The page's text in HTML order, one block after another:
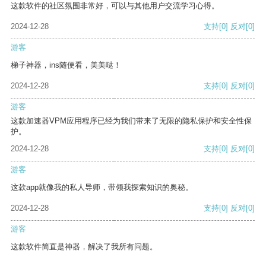
这款软件的社区氛围非常好，可以与其他用户交流学习心得。
2024-12-28 支持[0] 反对[0]
游客
梯子神器，ins随便看，美美哒！
2024-12-28 支持[0] 反对[0]
游客
这款加速器VPM应用程序已经为我们带来了无限的隐私保护和安全性保
护。
2024-12-28
支持[0] 反对[0]
游客
这款app就像我的私人导师，带领我探索知识的奥秘。
2024-12-28 支持[0] 反对[0]
游客
这款软件简直是神器，解决了我所有问题。